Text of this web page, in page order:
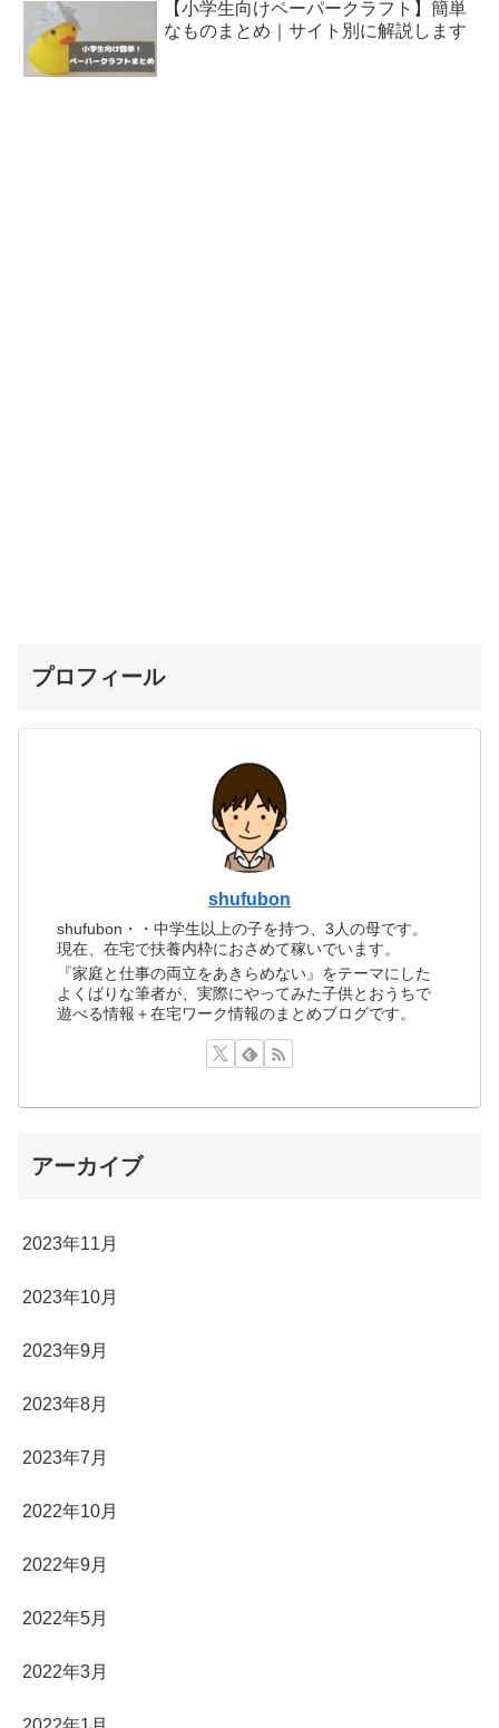
【小学生向けペーパークラフト】簡単
なものまとめ｜サイト別に解説します
プロフィール
shufubon
shufubon・・中学生以上の子を持つ、3人の母です。
現在、在宅で扶養内枠におさめて稼いでいます。
『家庭と仕事の両立をあきらめない』をテーマにした
よくばりな筆者が、実際にやってみた子供とおうちで
遊べる情報＋在宅ワーク情報のまとめブログです。
アーカイブ
2023年11月
2023年10月
2023年9月
2023年8月
2023年7月
2022年10月
2022年9月
2022年5月
2022年3月